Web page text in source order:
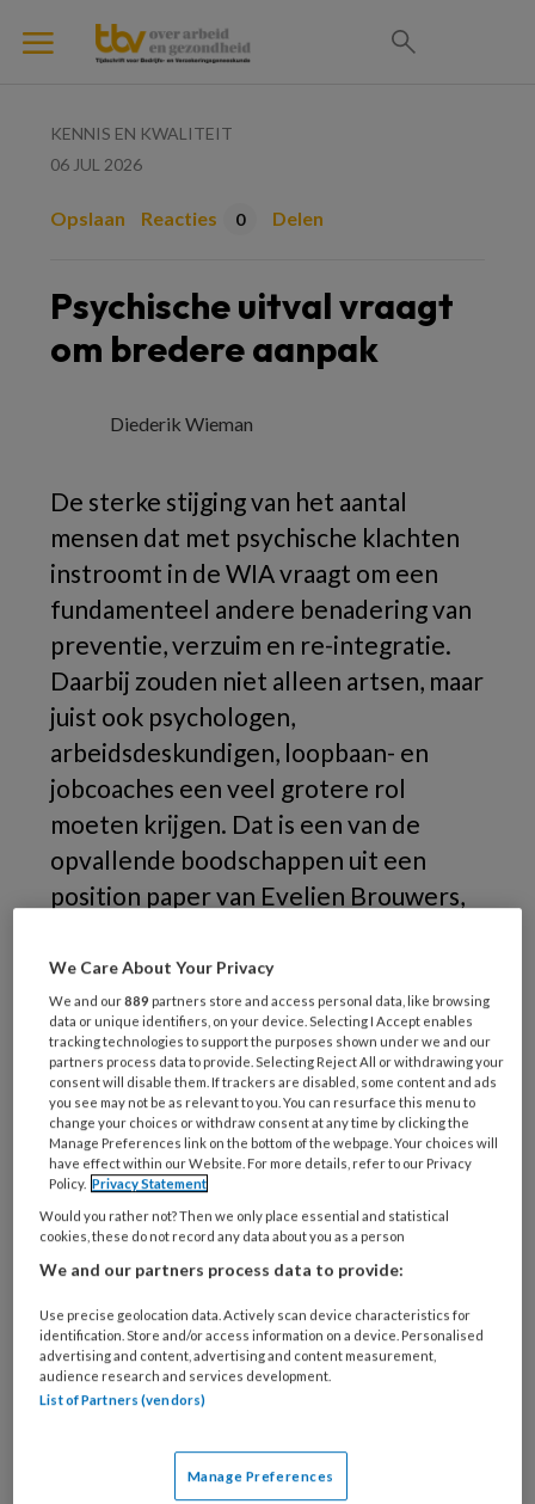
KENNIS EN KWALITEIT
06 JUL 2026
Opslaan Reacties 0 Delen
Psychische uitval vraagt
om bredere aanpak
Diederik Wieman
De sterke stijging van het aantal
mensen dat met psychische klachten
instroomt in de WIA vraagt om een
fundamenteel andere benadering van
preventie, verzuim en re-integratie.
Daarbij zouden niet alleen artsen, maar
juist ook psychologen,
arbeidsdeskundigen, loopbaan- en
jobcoaches een veel grotere rol
moeten krijgen. Dat is een van de
opvallende boodschappen uit een
position paper van Evelien Brouwers,
Duurzame Inzetbaarheid in Arbeid aan
Tilburg University.
© PeopleImages / Getty Images / iStock
Brouwers schreef het position paper namens
(NIP). Het werd ingebracht voor
rondetafelgesprek van de vaste
We Care About Your Privacy
We and our889 partners store and access personal data, like browsing
data or unique identifiers, on your device. Selecting I Accept enables
tracking technologies to support the purposes shown under we and our
partners process data to provide. Selecting Reject All or withdrawing your
consent will disable them. If trackers are disabled, some content and ads
you see may not be as relevant to you. You can resurface this menu to
change your choices or withdraw consent at any time by clicking the
Manage Preferences link on the bottom of the webpage. Your choices will
have effect within our Website. For more details, refer to our Privacy
Policy. Privacy Statement
Would you rather not? Then we only place essential and statistical
cookies, these do not record any data about you as a person
We and our partners process data to provide:
Use precise geolocation data. Actively scan device characteristics for
identification. Store and/or access information on a device. Personalised
advertising and content, advertising and content measurement,
audience research and services development.
List of Partners (vendors)
Manage Preferences